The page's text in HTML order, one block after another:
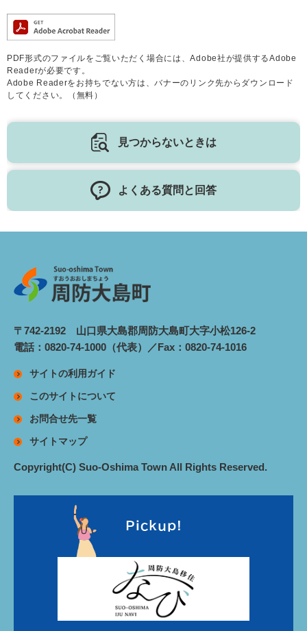
PDF形式のファイルをご覧いただく場合には、Adobe社が提供するAdobe
Readerが必要です。
Adobe Readerをお持ちでない方は、バナーのリンク先からダウンロード
してください。（無料）
見つからないときは
よくある質問と回答
〒742-2192 山口県大島郡周防大島町大字小松126-2
電話：0820-74-1000（代表）／Fax：0820-74-1016
サイトの利用ガイド
このサイトについて
お問合せ先一覧
サイトマップ
Copyright(C) Suo-Oshima Town All Rights Reserved.